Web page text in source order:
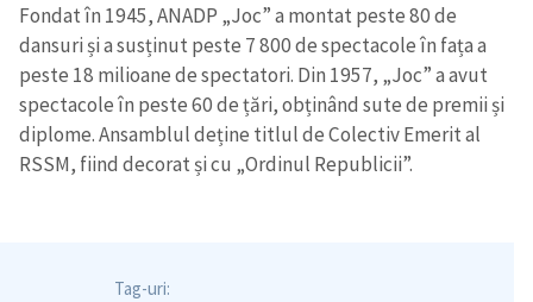
Fondat în 1945, ANADP „Joc” a montat peste 80 de
dansuri și a susținut peste 7 800 de spectacole în fața a
peste 18 milioane de spectatori. Din 1957, „Joc” a avut
spectacole în peste 60 de țări, obținând sute de premii și
diplome. Ansamblul deține titlul de Colectiv Emerit al
RSSM, fiind decorat și cu „Ordinul Republicii”.
Tag-uri: